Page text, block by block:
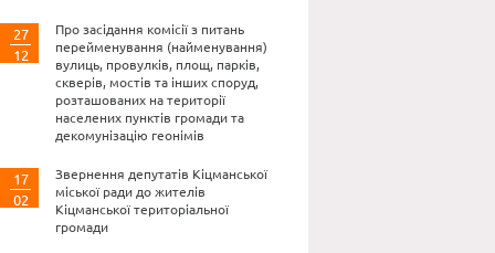
27
12
Про засідання комісії з питань
перейменування (найменування)
вулиць, провулків, площ, парків,
скверів, мостів та інших споруд,
розташованих на території
населених пунктів громади та
декомунізацію геонімів
17
02
Звернення депутатів Кіцманської
міської ради до жителів
Кіцманської територіальної
громади